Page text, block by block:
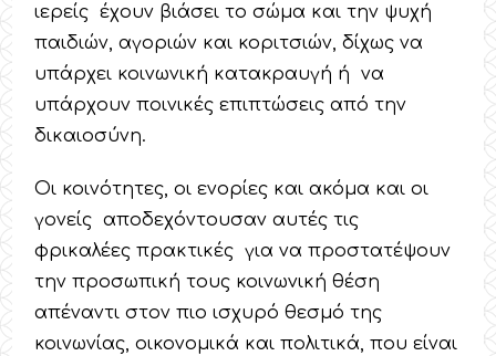
ιερείς έχουν βιάσει το σώμα και την ψυχή
παιδιών, αγοριών και κοριτσιών, δίχως να
υπάρχει κοινωνική κατακραυγή ή να
υπάρχουν ποινικές επιπτώσεις από την
δικαιοσύνη.
Οι κοινότητες, οι ενορίες και ακόμα και οι
γονείς αποδεχόντουσαν αυτές τις
φρικαλέες πρακτικές για να προστατέψουν
την προσωπική τους κοινωνική θέση
απέναντι στον πιο ισχυρό θεσμό της
κοινωνίας, οικονομικά και πολιτικά, που είναι